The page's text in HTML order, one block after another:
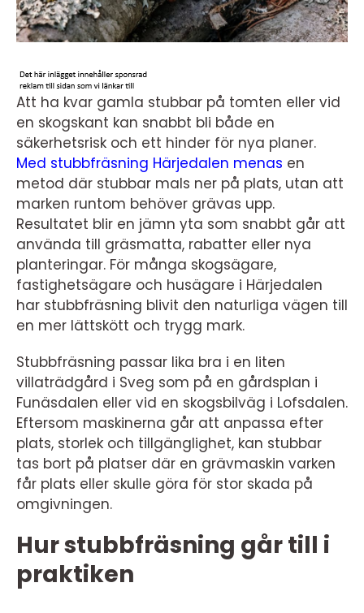
Att ha kvar gamla stubbar på tomten eller vid
en skogskant kan snabbt bli både en
säkerhetsrisk och ett hinder för nya planer.
Med stubbfräsning Härjedalen menas en
metod där stubbar mals ner på plats, utan att
marken runtom behöver grävas upp.
Resultatet blir en jämn yta som snabbt går att
använda till gräsmatta, rabatter eller nya
planteringar. För många skogsägare,
fastighetsägare och husägare i Härjedalen
har stubbfräsning blivit den naturliga vägen till
en mer lättskött och trygg mark.
Stubbfräsning passar lika bra i en liten
villaträdgård i Sveg som på en gårdsplan i
Funäsdalen eller vid en skogsbilväg i Lofsdalen.
Eftersom maskinerna går att anpassa efter
plats, storlek och tillgänglighet, kan stubbar
tas bort på platser där en grävmaskin varken
får plats eller skulle göra för stor skada på
omgivningen.
Hur stubbfräsning går till i
praktiken